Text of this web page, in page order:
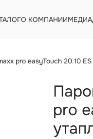
О КОМПАНИИМЕДИА
pro easyTouch 20.10
pro